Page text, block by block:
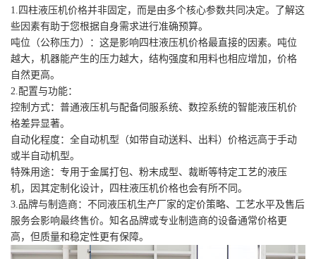
1.四柱液压机价格并非固定，而是由多个核心参数共同决定。了解这
些因素有助于您根据自身需求进行准确预算。
‌吨位（公称压力）‌：这是影响四柱液压机价格最直接的因素。吨位
越大，机器能产生的压力越大，结构强度和用料也相应增加，价格
自然更高。
‌2.配置与功能‌：
‌控制方式‌：普通液压机与配备伺服系统、数控系统的智能液压机价
格差异显著。
‌自动化程度‌：全自动机型（如带自动送料、出料）价格远高于手动
或半自动机型。
‌特殊用途‌：专用于金属打包、粉末成型、裁断等特定工艺的液压
机，因其定制化设计，四柱液压机价格也会有所不同。
3.‌品牌与制造商‌：不同液压机生产厂家的定价策略、工艺水平及售后
服务会影响最终售价。知名品牌或专业制造商的设备通常价格更
高，但质量和稳定性更有保障。